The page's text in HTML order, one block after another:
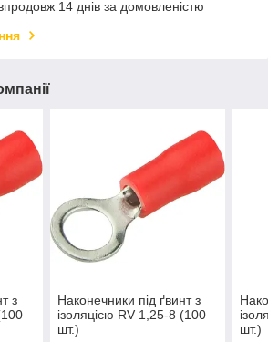
14 днів за домовленістю
з
Наконечники під ґвинт з
ізоляцією RV 1,25-8 (100
шт.)
шт.)